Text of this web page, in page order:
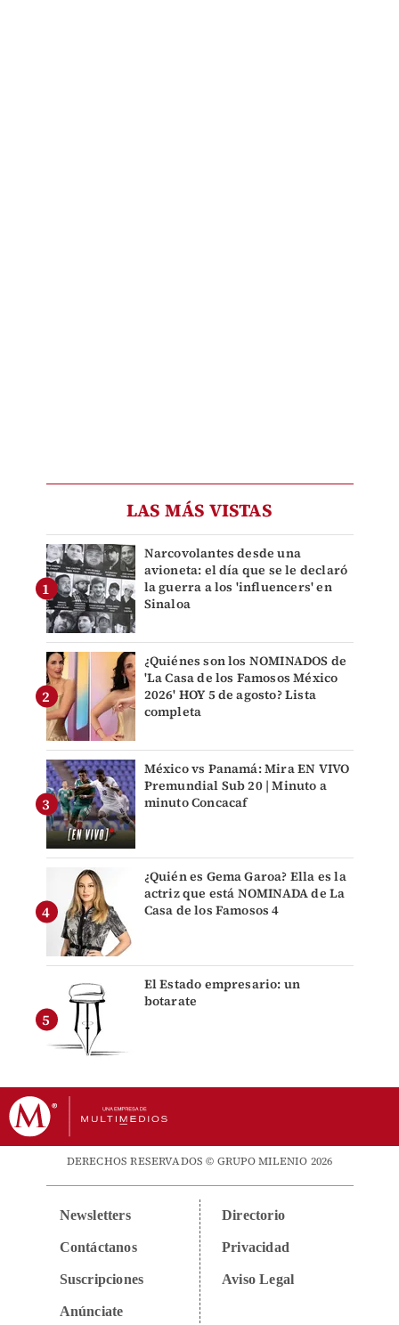
LAS MÁS VISTAS
Narcovolantes desde una
avioneta: el día que se le declaró
la guerra a los 'influencers' en
Sinaloa
¿Quiénes son los NOMINADOS de
'La Casa de los Famosos México
2026' HOY 5 de agosto? Lista
completa
México vs Panamá: Mira EN VIVO
Premundial Sub 20 | Minuto a
minuto Concacaf
¿Quién es Gema Garoa? Ella es la
actriz que está NOMINADA de La
Casa de los Famosos 4
El Estado empresario: un
botarate
DERECHOS RESERVADOS © GRUPO MILENIO 2026
Newsletters
Contáctanos
Suscripciones
Anúnciate
Directorio
Privacidad
Aviso Legal